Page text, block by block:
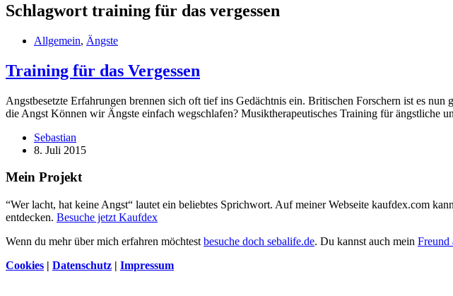
Schlagwort training für das vergessen
Allgemein, Ängste
Training für das Vergessen
Angstbesetzte Erfahrungen brennen sich oft tief ins Gedächtnis ein. Britischen Forschern ist es
die Angst Können wir Ängste einfach wegschlafen? Musiktherapeutisches Training für ängstliche
Sebastian
8. Juli 2015
Mein Projekt
“Wer lacht, hat keine Angst“ lautet ein beliebtes Sprichwort. Auf meiner Webseite kaufdex.com
entdecken. Besuche jetzt Kaufdex
Wenn du mehr über mich erfahren möchtest besuche doch sebalife.de. Du kannst auch mein Freund
Cookies | Datenschutz | Impressum